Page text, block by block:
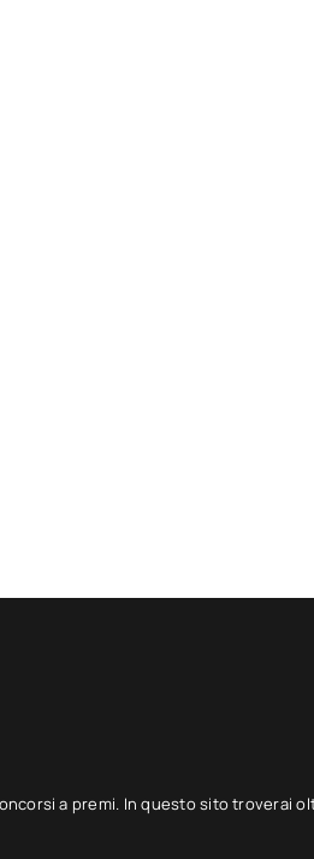
a premi. In questo sito troverai